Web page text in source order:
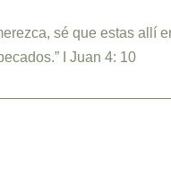
sé que estas allí
I Juan 4: 10